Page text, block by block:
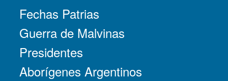
Fechas Patrias
Guerra de Malvinas
Presidentes
Aborígenes Argentinos